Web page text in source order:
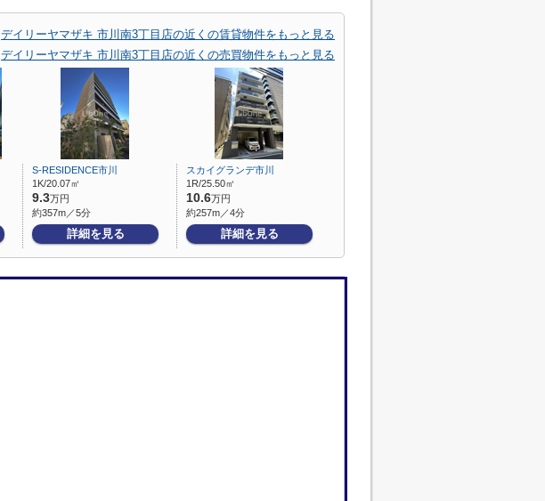
デイリーヤマザキ 市川南3丁目店の近くの賃貸物件をもっと見る
デイリーヤマザキ 市川南3丁目店の近くの売買物件をもっと見る
S-RESIDENCE市川
1K/20.07㎡
9.3万円
約357m／5分
詳細を見る
スカイグランデ市川
1R/25.50㎡
10.6万円
約257m／4分
詳細を見る